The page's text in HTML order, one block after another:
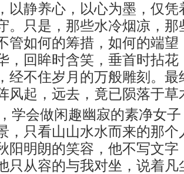
以静养心，以心为墨，仅
。只是，那些水冷烟凉，
管如何的筹措，如何的端
，回眸时含笑，垂首时拈
经不住岁月的万般雕刻。
风起，远去，竟已陨落于
学会做闲趣幽寂的素净女
，只看山山水水而来的那
阳明朗的笑容，他不写文
只从容的与我对坐，说着